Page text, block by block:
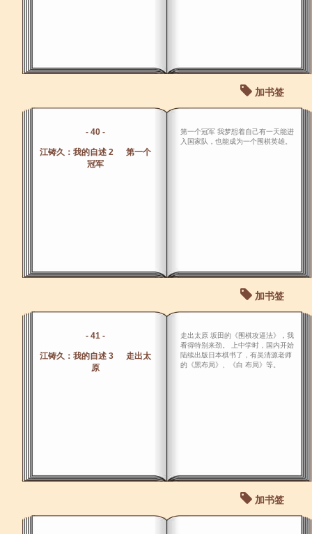
加书签
- 40 -
江铸久：我的自述 2 第一个
冠军
第一个冠军 我梦想着自己有一天能进
入国家队，也能成为一个围棋英雄。
加书签
- 41 -
江铸久：我的自述 3 走出太
原
走出太原 坂田的《围棋攻逼法》，我
看得特别来劲。 上中学时，国内开始
陆续出版日本棋书了，有吴清源老师
的《黑布局》、《白 布局》等。
加书签